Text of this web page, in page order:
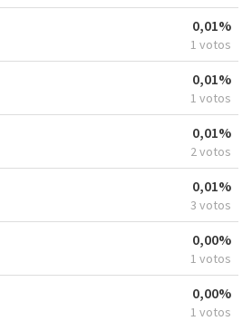
0,01%
1 votos
0,01%
1 votos
0,01%
2 votos
0,01%
3 votos
0,00%
1 votos
0,00%
1 votos